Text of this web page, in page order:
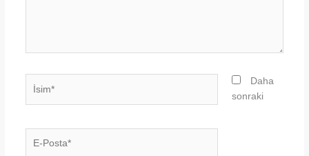
Posta*
Daha
sonraki